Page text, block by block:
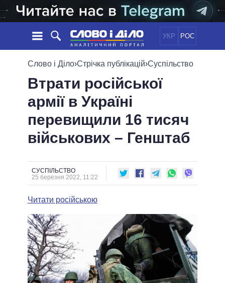
УКР РОС
НОВИНИ
СТРІЧКА
ПОДІЇ
СТАТТІ
ДУМКИ
ОГЛЯДИ
ДАЙДЖЕСТИ
ПОЛІТИКА
ЕКОНОМІКА
СУСПІЛЬСТВО
ОБIЦЯНКИ
ПОЛIТИКИ
УСІ ПОЛІТИКИ
ПРЕЗИДЕНТ І ОФІС
ВЕРХОВНА РАДА
КАБІНЕТ МІНІСТРІВ
МЕРИ МІСТ
ВСІ ПЕРСОНИ
ІНФОГРАФІКА
ПІДТРИМАТИ
ПОРІВНЯННЯ ПОЛІТИКІВ
Слово і Діло›Стрічка публікацій›Суспільство
Втрати російської
армії в Україні
перевищили 16 тисяч
військових – Генштаб
СУСПІЛЬСТВО
25 березня 2022, 11:22
Читати російською